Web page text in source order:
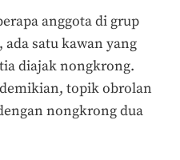
anggota di grup
satu kawan yang
diajak nongkrong.
topik obrolan
nongkrong dua